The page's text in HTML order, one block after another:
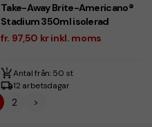
Take-Away Brite-Americano®
Stadium 350ml isolerad
fr. 97,50 kr inkl. moms
Antal från: 50 st
12 arbetsdagar
2 >